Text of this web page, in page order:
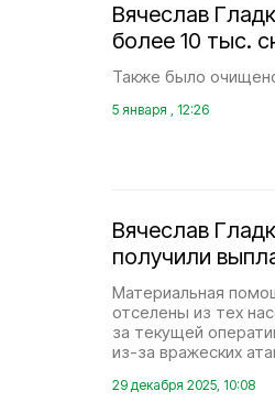
Вячеслав
более 10 тыс.
Также было
5 января , 12:26
Вячеслав
получили
Материальная
отселены из тех
за текущей
из-за вражеских
29 декабря 2025, 10:08